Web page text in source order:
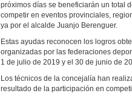
próximos días se beneficiarán un total
competir en eventos provinciales,
ya por el alcalde Juanjo Berenguer.
Estas ayudas reconocen los logros
organizadas por las federaciones
1 de julio de 2019 y el 30 de junio de
Los técnicos de la concejalía han
resultado de la participación en